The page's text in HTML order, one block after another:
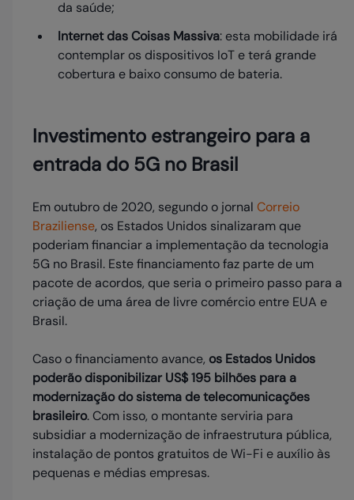
da saúde;
Internet das Coisas Massiva: esta mobilidade irá
contemplar os dispositivos IoT e terá grande
cobertura e baixo consumo de bateria.
Investimento estrangeiro para a
entrada do 5G no Brasil
Em outubro de 2020, segundo o jornal Correio
Braziliense, os Estados Unidos sinalizaram que
poderiam financiar a implementação da tecnologia
5G no Brasil. Este financiamento faz parte de um
pacote de acordos, que seria o primeiro passo para a
criação de uma área de livre comércio entre EUA e
Brasil.
Caso o financiamento avance, os Estados Unidos
poderão disponibilizar US$ 195 bilhões para a
modernização do sistema de telecomunicações
brasileiro. Com isso, o montante serviria para
subsidiar a modernização de infraestrutura pública,
instalação de pontos gratuitos de Wi-Fi e auxílio às
pequenas e médias empresas.